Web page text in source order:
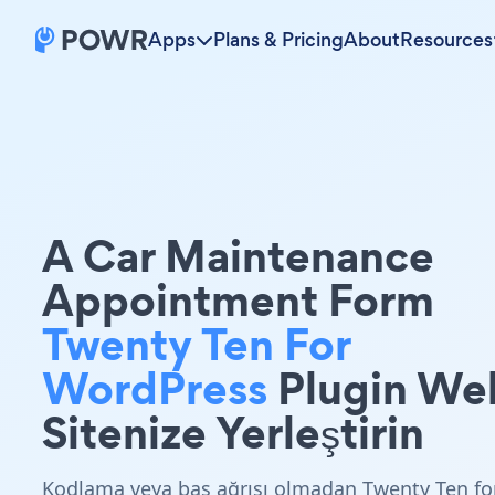
Apps Plans & PricingAboutResources
A Car Maintenance
Appointment Form
Twenty Ten For
WordPress Plugin
Sitenize Yerleştirin
Kodlama veya baş ağrısı olmadan Twenty Ten